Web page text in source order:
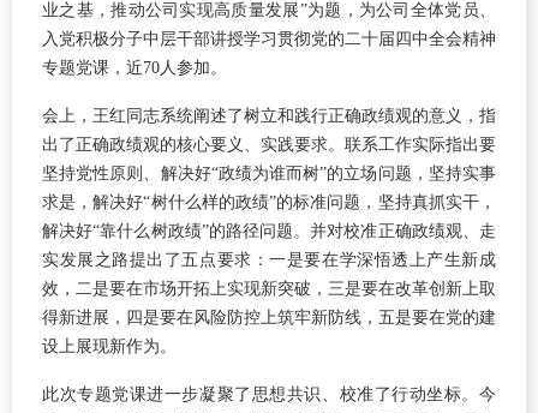
业之基，推动公司实现高质量发展”为题，为公司全体党员、
入党积极分子中层干部讲授学习贯彻党的二十届四中全会精神
专题党课，近70人参加。
会上，王红同志系统阐述了树立和践行正确政绩观的意义，指
出了正确政绩观的核心要义、实践要求。联系工作实际指出要
坚持党性原则、解决好“政绩为谁而树”的立场问题，坚持实事
求是，解决好“树什么样的政绩”的标准问题，坚持真抓实干，
解决好“靠什么树政绩”的路径问题。并对校准正确政绩观、走
实发展之路提出了五点要求：一是要在学深悟透上产生新成
效，二是要在市场开拓上实现新突破，三是要在改革创新上取
得新进展，四是要在风险防控上筑牢新防线，五是要在党的建
设上展现新作为。
此次专题党课进一步凝聚了思想共识、校准了行动坐标。今